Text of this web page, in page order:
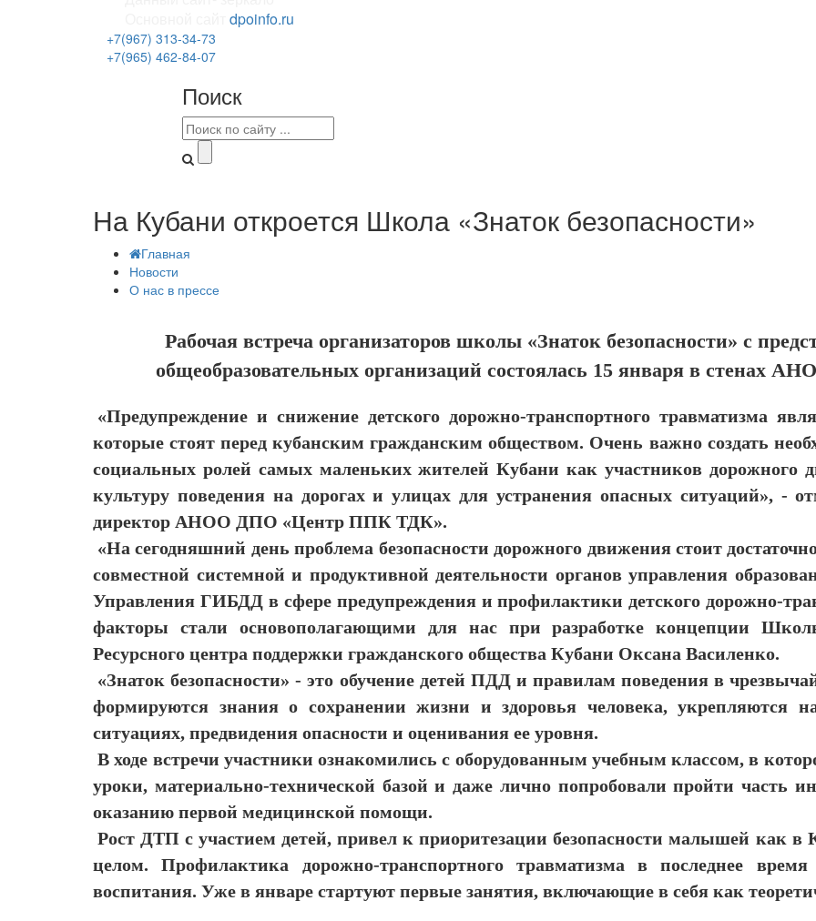
dpoinfo.ru
+7(967) 313-34-73
+7(965) 462-84-07
Поиск
На Кубани откроется Школа «Знаток безопасности»
Главная
Новости
О нас в прессе
Рабочая встреча организаторов школы «Знаток безопасности» с
общеобразовательных организаций состоялась 15 января в
«Предупреждение и снижение детского дорожно-транспортного травматизма
которые стоят перед кубанским гражданским обществом. Очень важно создать
социальных ролей самых маленьких жителей Кубани как участников
культуру поведения на дорогах и улицах для устранения опасных ситуаций», -
директор АНОО ДПО «Центр ППК ТДК».
«На сегодняшний день проблема безопасности дорожного движения стоит
совместной системной и продуктивной деятельности органов управления
Управления ГИБДД в сфере предупреждения и профилактики детского дорожно-
факторы стали основополагающими для нас при разработке концепции
Ресурсного центра поддержки гражданского общества Кубани Оксана Василенко.
«Знаток безопасности» - это обучение детей ПДД и правилам поведения в
формируются знания о сохранении жизни и здоровья человека, укрепляются
ситуациях, предвидения опасности и оценивания ее уровня.
В ходе встречи участники ознакомились с оборудованным учебным классом, в
уроки, материально-технической базой и даже лично попробовали пройти часть
оказанию первой медицинской помощи.
Рост ДТП с участием детей, привел к приоритезации безопасности малышей как в
целом. Профилактика дорожно-транспортного травматизма в последнее
воспитания. Уже в январе стартуют первые занятия, включающие в себя как